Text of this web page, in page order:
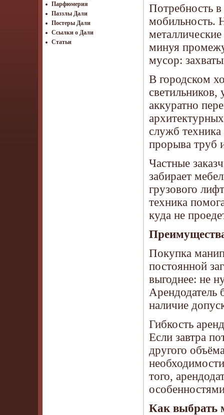
Парфюмерия
Паззлы Дали
Постеры Дали
Ссылки о Дали
Статьи
Потребность в
мобильность.
минуя
мусор:
В городском
светильников,
аккуратно
служб техника
прорыва труб
Частные
забирает
грузового
техника
куда не
Покупка
постоянной
выгоднее: не
Арендодатель
наличие
Гибкость
Если завтра
другого
того,
Как выбрать